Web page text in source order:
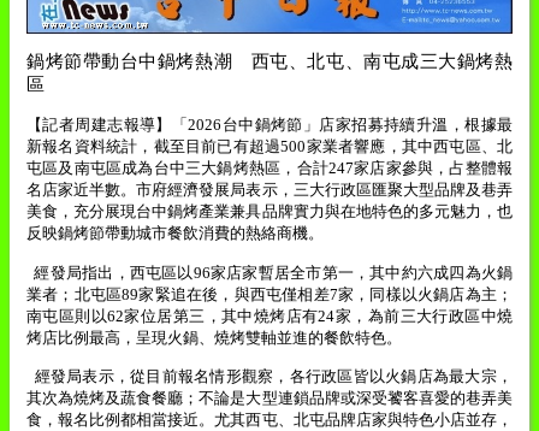
鍋烤節帶動台中鍋烤熱潮 西屯、北屯、南屯成三大鍋烤熱
區
【記者周建志報導】「2026 台中鍋烤節」店家招募持續升溫，根據最
新報名資料統計，截至目前已有超過500家業者響應，其中西屯區、北
屯區及南屯區成為台中三大鍋烤熱區，合計247家店家參與，占整體報
名店家近半數。市府經濟發展局表示，三大行政區匯聚大型品牌及巷弄
美食，充分展現台中鍋烤產業兼具品牌實力與在地特色的多元魅力，也
反映鍋烤節帶動城市餐飲消費的熱絡商機。
經發局指出，西屯區以 96家店家暫居全市第一，其中約六成四為火鍋
業者；北屯區89家緊追在後，與西屯僅相差7家，同樣以火鍋店為主；
南屯區則以62家位居第三，其中燒烤店有24家，為前三大行政區中燒
烤店比例最高，呈現火鍋、燒烤雙軸並進的餐飲特色。
經發局表示，從目前報名情形觀察，各行政區皆以火鍋店為最大宗，
其次為燒烤及蔬食餐廳；不論是大型連鎖品牌或深受饕客喜愛的巷弄美
食，報名比例都相當接近。尤其西屯、北屯品牌店家與特色小店並存，